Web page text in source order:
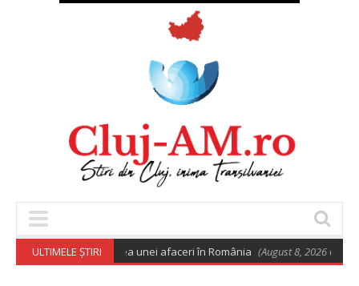
ULTIMELE ȘTIRI
pentru deschiderea unei afaceri în România (August 8, 2026 6:02 am)